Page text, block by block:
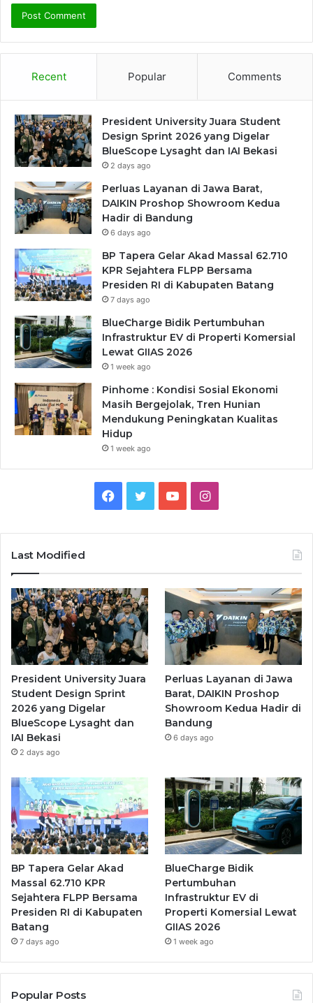
Recent Popular Comments
President University Juara Student
Design Sprint 2026 yang Digelar
BlueScope Lysaght dan IAI Bekasi
2 days ago
Perluas Layanan di Jawa Barat,
DAIKIN Proshop Showroom Kedua
Hadir di Bandung
6 days ago
BP Tapera Gelar Akad Massal 62.710
KPR Sejahtera FLPP Bersama
Presiden RI di Kabupaten Batang
7 days ago
BlueCharge Bidik Pertumbuhan
Infrastruktur EV di Properti Komersial
Lewat GIIAS 2026
1 week ago
Pinhome : Kondisi Sosial Ekonomi
Masih Bergejolak, Tren Hunian
Mendukung Peningkatan Kualitas
Hidup
1 week ago
Facebook
TwitterYouTubeInstagram
Last Modified
President University Juara
Student Design Sprint
2026 yang Digelar
BlueScope Lysaght dan
IAI Bekasi
2 days ago
Perluas Layanan di Jawa
Barat, DAIKIN Proshop
Showroom Kedua Hadir di
Bandung
6 days ago
BP Tapera Gelar Akad
Massal 62.710 KPR
Sejahtera FLPP Bersama
Presiden RI di Kabupaten
Batang
7 days ago
BlueCharge Bidik
Pertumbuhan
Infrastruktur EV di
Properti Komersial Lewat
GIIAS 2026
1 week ago
Popular Posts